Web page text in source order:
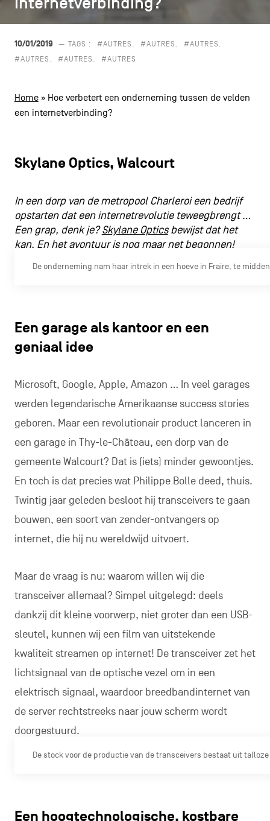
navigatie
PRIVACYBELEID
10/01/2019 — TAGS : #AUTRES #AUTRES
#AUTRES
#AUTRES
#AUTRES #AUTRES
Home» Hoe verbetert een onderneming tussen de velden
een internetverbinding?
Skylane Optics, Walcourt
In een dorp van de metropool Charleroi een bedrijf
opstarten dat een internetrevolutie teweegbrengt …
Een grap, denk je?Skylane Opticsbewijst dat het
kan. En het avontuur is nog maar net begonnen!
De onderneming nam haar intrek in een hoeve in Fraire, te
Een garage als kantoor en een
geniaal idee
Microsoft, Google, Apple, Amazon … In veel garages
werden legendarische Amerikaanse success stories
geboren. Maar een revolutionair product lanceren in
een garage in Thy-le-Château, een dorp van de
gemeente Walcourt? Dat is (iets) minder gewoontjes.
En toch is dat precies wat Philippe Bolle deed, thuis.
Twintig jaar geleden besloot hij transceivers te gaan
bouwen, een soort van zender-ontvangers op
internet, die hij nu wereldwijd uitvoert.
Maar de vraag is nu: waarom willen wij die
transceiver allemaal? Simpel uitgelegd: deels
dankzij dit kleine voorwerp, niet groter dan een USB-
sleutel, kunnen wij een film van uitstekende
kwaliteit streamen op internet! De transceiver zet het
lichtsignaal van de optische vezel om in een
elektrisch signaal, waardoor breedbandinternet van
de server rechtstreeks naar jouw scherm wordt
doorgestuurd.
De stock voor de productie van de transceivers bestaat uit
Een hoogtechnologische, kostbare